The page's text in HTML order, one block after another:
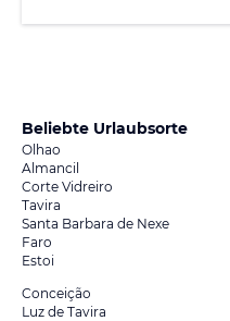
Beliebte Urlaubsorte
Olhao
Almancil
Corte Vidreiro
Tavira
Santa Barbara de Nexe
Faro
Estoi
Conceição
Luz de Tavira